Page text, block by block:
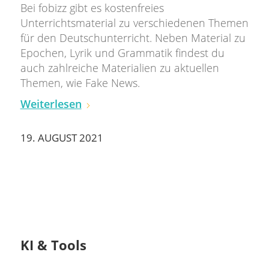
Bei fobizz gibt es kostenfreies
Unterrichtsmaterial zu verschiedenen Themen
für den Deutschunterricht. Neben Material zu
Epochen, Lyrik und Grammatik findest du
auch zahlreiche Materialien zu aktuellen
Themen, wie Fake News.
Weiterlesen
19. AUGUST 2021
KI & Tools